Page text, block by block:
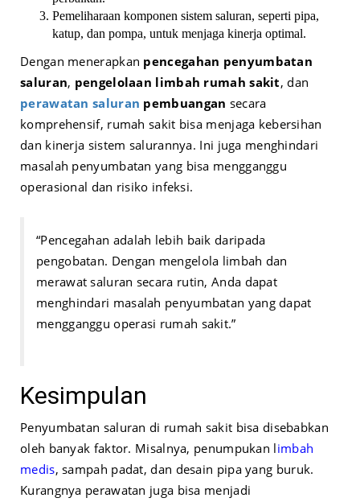
Pemeliharaan komponen sistem saluran, seperti pipa,
katup, dan pompa, untuk menjaga kinerja optimal.
Dengan menerapkan pencegahan penyumbatan
saluran, pengelolaan limbah rumah sakit, dan
perawatan saluran pembuangan secara
komprehensif, rumah sakit bisa menjaga kebersihan
dan kinerja sistem salurannya. Ini juga menghindari
masalah penyumbatan yang bisa mengganggu
operasional dan risiko infeksi.
“Pencegahan adalah lebih baik daripada
pengobatan. Dengan mengelola limbah dan
merawat saluran secara rutin, Anda dapat
menghindari masalah penyumbatan yang dapat
mengganggu operasi rumah sakit.”
Kesimpulan
Penyumbatan saluran di rumah sakit bisa disebabkan
oleh banyak faktor. Misalnya, penumpukan limbah
medis, sampah padat, dan desain pipa yang buruk.
Kurangnya perawatan juga bisa menjadi